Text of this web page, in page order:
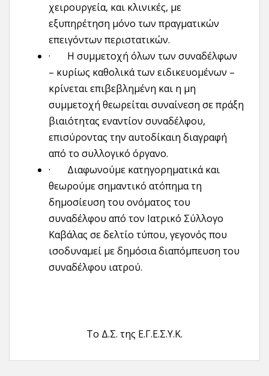
χειρουργεία, και κλινικές, με
εξυπηρέτηση μόνο των πραγματικών
επειγόντων περιστατικών.
·
Η συμμετοχή όλων των συναδέλφων
– κυρίως καθολικά των ειδικευομένων –
κρίνεται επιβεβλημένη και η μη
συμμετοχή θεωρείται συναίνεση σε πράξη
βιαιότητας εναντίον συναδέλφου,
επισύροντας την αυτοδίκαιη διαγραφή
από το συλλογικό όργανο.
·
Διαφωνούμε κατηγορηματικά και
θεωρούμε σημαντικό ατόπημα τη
δημοσίευση του ονόματος του
συναδέλφου από τον Ιατρικό Σύλλογο
Καβάλας σε δελτίο τύπου, γεγονός που
ισοδυναμεί με δημόσια διαπόμπευση του
συναδέλφου ιατρού.
Το Δ.Σ. της Ε.Γ.Ε.Σ.Υ.Κ.